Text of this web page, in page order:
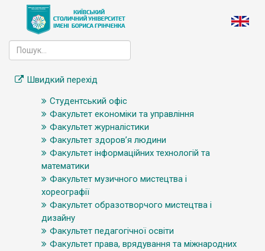
Швидкий перехід
Студентський офіс
Факультет економіки та управління
Факультет журналістики
Факультет здоров’я людини
Факультет інформаційних технологій та
математики
Факультет музичного мистецтва і
хореографії
Факультет образотворчого мистецтва і
дизайну
Факультет педагогічної освіти
Факультет права, врядування та міжнародних